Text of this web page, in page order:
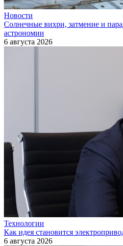
Новости
Солнечные вихри, затмение и
астрономии
6 августа 2026
Технологии
Как идея становится
6 августа 2026